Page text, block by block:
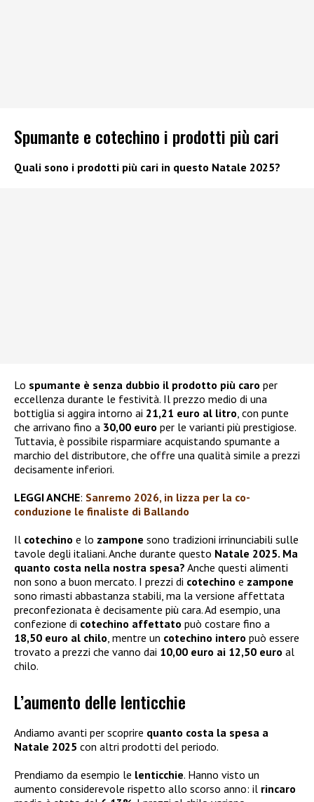
Spumante e cotechino i prodotti più cari
Quali sono i prodotti più cari in questo Natale 2025?
Lo spumante è senza dubbio il prodotto più caro per
eccellenza durante le festività. Il prezzo medio di una
bottiglia si aggira intorno ai 21,21 euro al litro, con punte
che arrivano fino a 30,00 euro per le varianti più prestigiose.
Tuttavia, è possibile risparmiare acquistando spumante a
marchio del distributore, che offre una qualità simile a prezzi
decisamente inferiori.
LEGGI ANCHE: Sanremo 2026, in lizza per la co-
conduzione le finaliste di Ballando
Il cotechino e lo zampone sono tradizioni irrinunciabili sulle
tavole degli italiani. Anche durante questo Natale 2025. Ma
quanto costa nella nostra spesa? Anche questi alimenti
non sono a buon mercato. I prezzi di cotechino e zampone
sono rimasti abbastanza stabili, ma la versione affettata
preconfezionata è decisamente più cara. Ad esempio, una
confezione di cotechino affettato può costare fino a
18,50 euro al chilo, mentre un cotechino intero può essere
trovato a prezzi che vanno dai 10,00 euro ai 12,50 euro al
chilo.
L’aumento delle lenticchie
Andiamo avanti per scoprire quanto costa la spesa a
Natale 2025 con altri prodotti del periodo.
Prendiamo da esempio le lenticchie. Hanno visto un
aumento considerevole rispetto allo scorso anno: il rincaro